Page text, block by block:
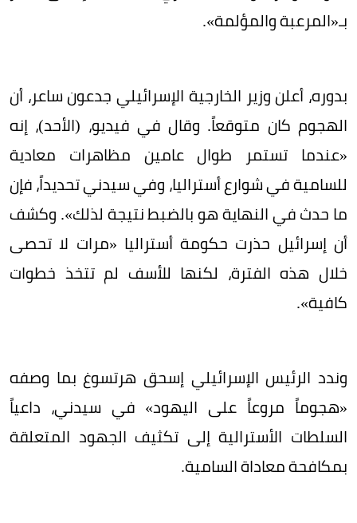
بـ«المرعبة والمؤلمة».
بدوره، أعلن وزير الخارجية الإسرائيلي جدعون ساعر، أن
الهجوم كان متوقعاً. وقال في فيديو، (الأحد)، إنه
«عندما تستمر طوال عامين مظاهرات معادية
للسامية في شوارع أستراليا، وفي سيدني تحديداً، فإن
ما حدث في النهاية هو بالضبط نتيجة لذلك». وكشف
أن إسرائيل حذرت حكومة أستراليا «مرات لا تحصى
خلال هذه الفترة، لكنها للأسف لم تتخذ خطوات
كافية».
وندد الرئيس الإسرائيلي إسحق هرتسوغ بما وصفه
«هجوماً مروعاً على اليهود» في سيدني، داعياً
السلطات الأسترالية إلى تكثيف الجهود المتعلقة
بمكافحة معاداة السامية.